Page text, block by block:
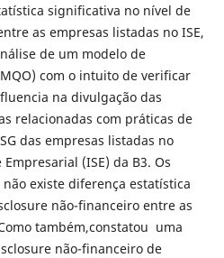
significativa no nível de
as empresas listadas no ISE,
de um modelo de
com o intuito de verificar
na divulgação das
relacionadas com práticas de
das empresas listadas no
(ISE) da B3. Os
existe diferença estatística
não-financeiro entre as
também,constatou uma
não-financeiro de